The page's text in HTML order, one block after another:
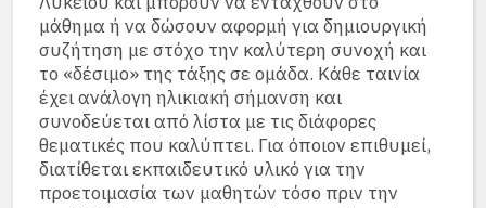
μάθημα ή να δώσουν αφορμή για δημιουργική
συζήτηση με στόχο την καλύτερη συνοχή και
το «δέσιμο» της τάξης σε ομάδα. Κάθε ταινία
έχει ανάλογη ηλικιακή σήμανση και
συνοδεύεται από λίστα με τις διάφορες
θεματικές που καλύπτει. Για όποιον επιθυμεί,
διατίθεται εκπαιδευτικό υλικό για την
προετοιμασία των μαθητών τόσο πριν την